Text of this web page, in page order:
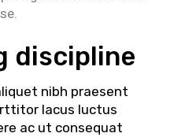
discipline
nibh praesent
lacus luctus
ac ut consequat